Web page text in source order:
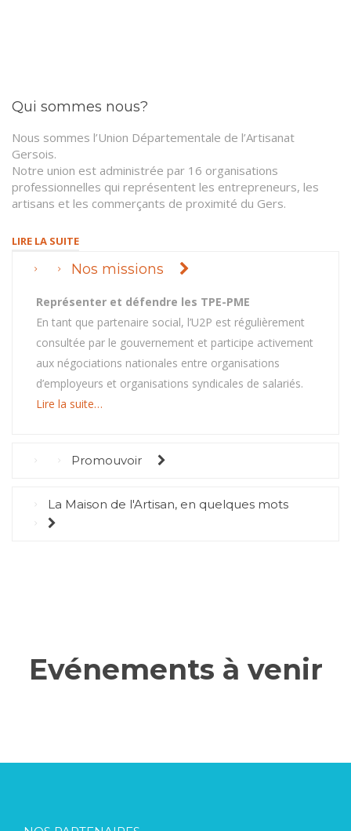
Qui sommes nous?
Nous sommes l’Union Départementale de l’Artisanat
Gersois.
Notre union est administrée par 16 organisations
professionnelles qui représentent les entrepreneurs, les
artisans et les commerçants de proximité du Gers.
LIRE LA SUITE
Nos missions
Représenter et défendre les TPE-PME
En tant que partenaire social, l’U2P est régulièrement
consultée par le gouvernement et participe activement
aux négociations nationales entre organisations
d’employeurs et organisations syndicales de salariés.
Lire la suite…
Promouvoir
La Maison de l'Artisan, en quelques mots
Evénements à venir